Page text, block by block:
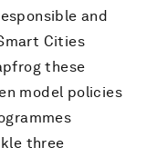
and
Cities
these
model policies
three